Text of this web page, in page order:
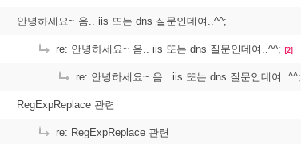
안녕하세요~ 음.. iis 또는 dns 질문인데여..^^;
re: 안녕하세요~ 음.. iis 또는 dns 질문인데여..^^; [2]
re: 안녕하세요~ 음.. iis 또는 dns 질문인데여..^^;
RegExpReplace 관련
re: RegExpReplace 관련